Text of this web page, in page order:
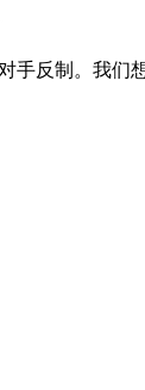
手反制。我们